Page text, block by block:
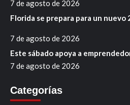
7 de agosto de 2026
Florida se prepara para un nuevo
7 de agosto de 2026
Este sábado apoya a
7 de agosto de 2026
Categorías